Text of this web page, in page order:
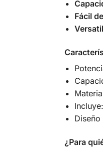
Fácil
¿Para